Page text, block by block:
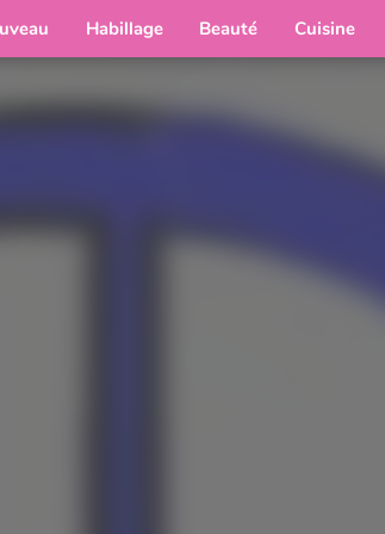
Habillage Beauté Cuisine